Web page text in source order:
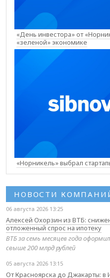
«День инвестора» от
«зеленой» экономике
«Норникель» выбрал
НОВОСТИ
06 августа 2026 13:25
Алексей Охорзин из ВТБ:
отложенный спрос на ипотеку
ВТБ за семь месяцев года
свыше 200 млрд рублей
05 августа 2026 13:15
От Красноярска до Джакарты: в